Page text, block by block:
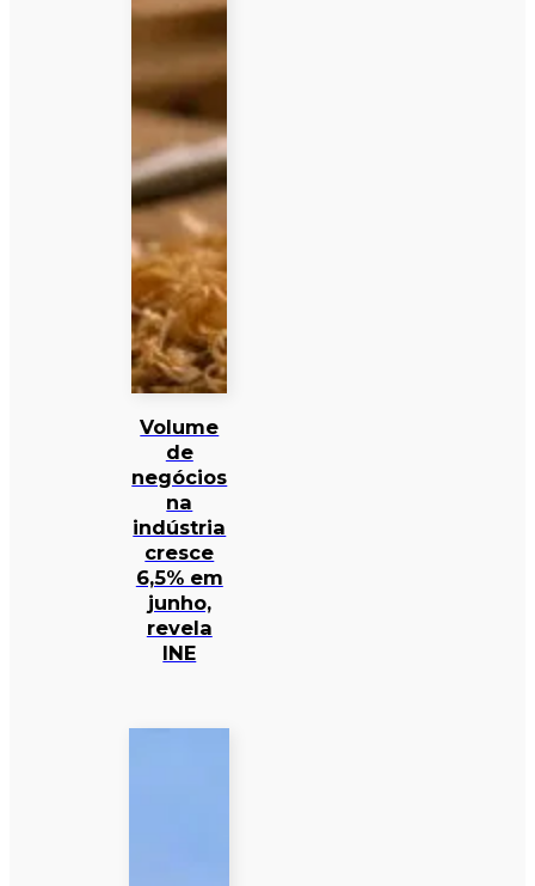
Volume
de
negócios
na
indústria
cresce
6,5% em
junho,
revela
INE